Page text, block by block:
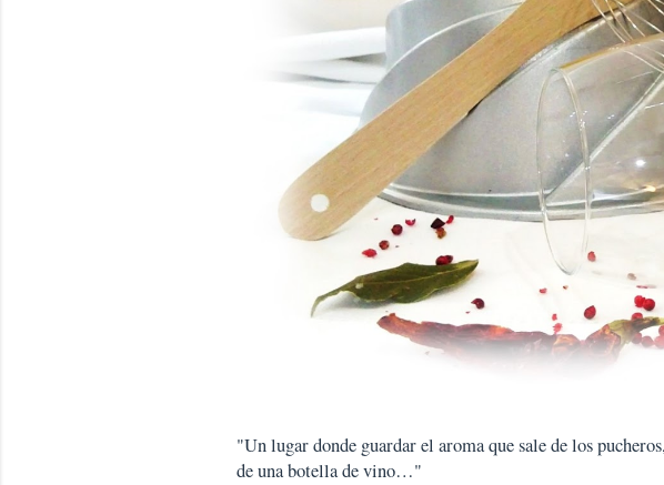
"Un lugar donde guardar el aroma que sale de los
de una botella de vino…"